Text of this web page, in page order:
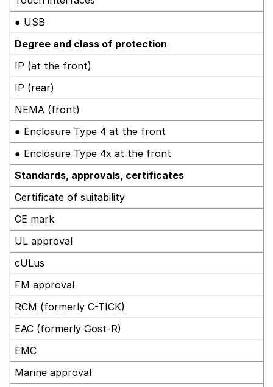
● USB
Degree and class of protection
IP (at the front)
IP (rear)
NEMA (front)
● Enclosure Type 4 at the front
● Enclosure Type 4x at the front
Standards, approvals, certificates
Certificate of suitability
CE mark
UL approval
cULus
FM approval
RCM (formerly C-TICK)
EAC (formerly Gost-R)
EMC
Marine approval